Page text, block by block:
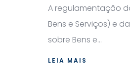
A regulamentação
Bens e Serviços) e
sobre Bens e...
LEIA MAIS